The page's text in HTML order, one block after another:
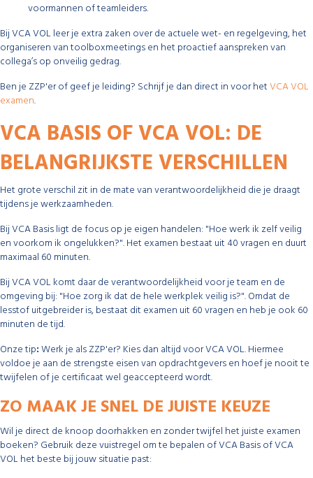
voormannen of teamleiders.
Bij VCA VOL leer je extra zaken over de actuele wet- en regelgeving, het
organiseren van toolboxmeetings en het proactief aanspreken van
collega’s op onveilig gedrag.
Ben je ZZP'er of geef je leiding? Schrijf je dan direct in voor hetVCA VOL
examen.
VCA BASIS OF VCA VOL: DE
BELANGRIJKSTE VERSCHILLEN
Het grote verschil zit in de mate van verantwoordelijkheid die je draagt
tijdens je werkzaamheden.
Bij VCA Basis ligt de focus op je eigen handelen: "Hoe werk ik zelf veilig
en voorkom ik ongelukken?". Het examen bestaat uit 40 vragen en duurt
maximaal 60 minuten.
Bij VCA VOL komt daar de verantwoordelijkheid voor je team en de
omgeving bij: "Hoe zorg ik dat de hele werkplek veilig is?". Omdat de
lesstof uitgebreider is, bestaat dit examen uit 60 vragen en heb je ook 60
minuten de tijd.
Onze tip:Werk je als ZZP'er? Kies dan altijd voor VCA VOL. Hiermee
voldoe je aan de strengste eisen van opdrachtgevers en hoef je nooit te
twijfelen of je certificaat wel geaccepteerd wordt.
ZO MAAK JE SNEL DE JUISTE KEUZE
Wil je direct de knoop doorhakken en zonder twijfel het juiste examen
boeken? Gebruik deze vuistregel om te bepalen of VCA Basis of VCA
VOL het beste bij jouw situatie past: